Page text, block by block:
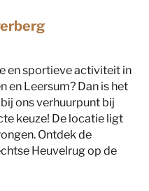
en sportieve activiteit in
en Leersum? Dan is het
ons verhuurpunt bij
keuze! De locatie ligt
Ontdek de
Heuvelrug op de